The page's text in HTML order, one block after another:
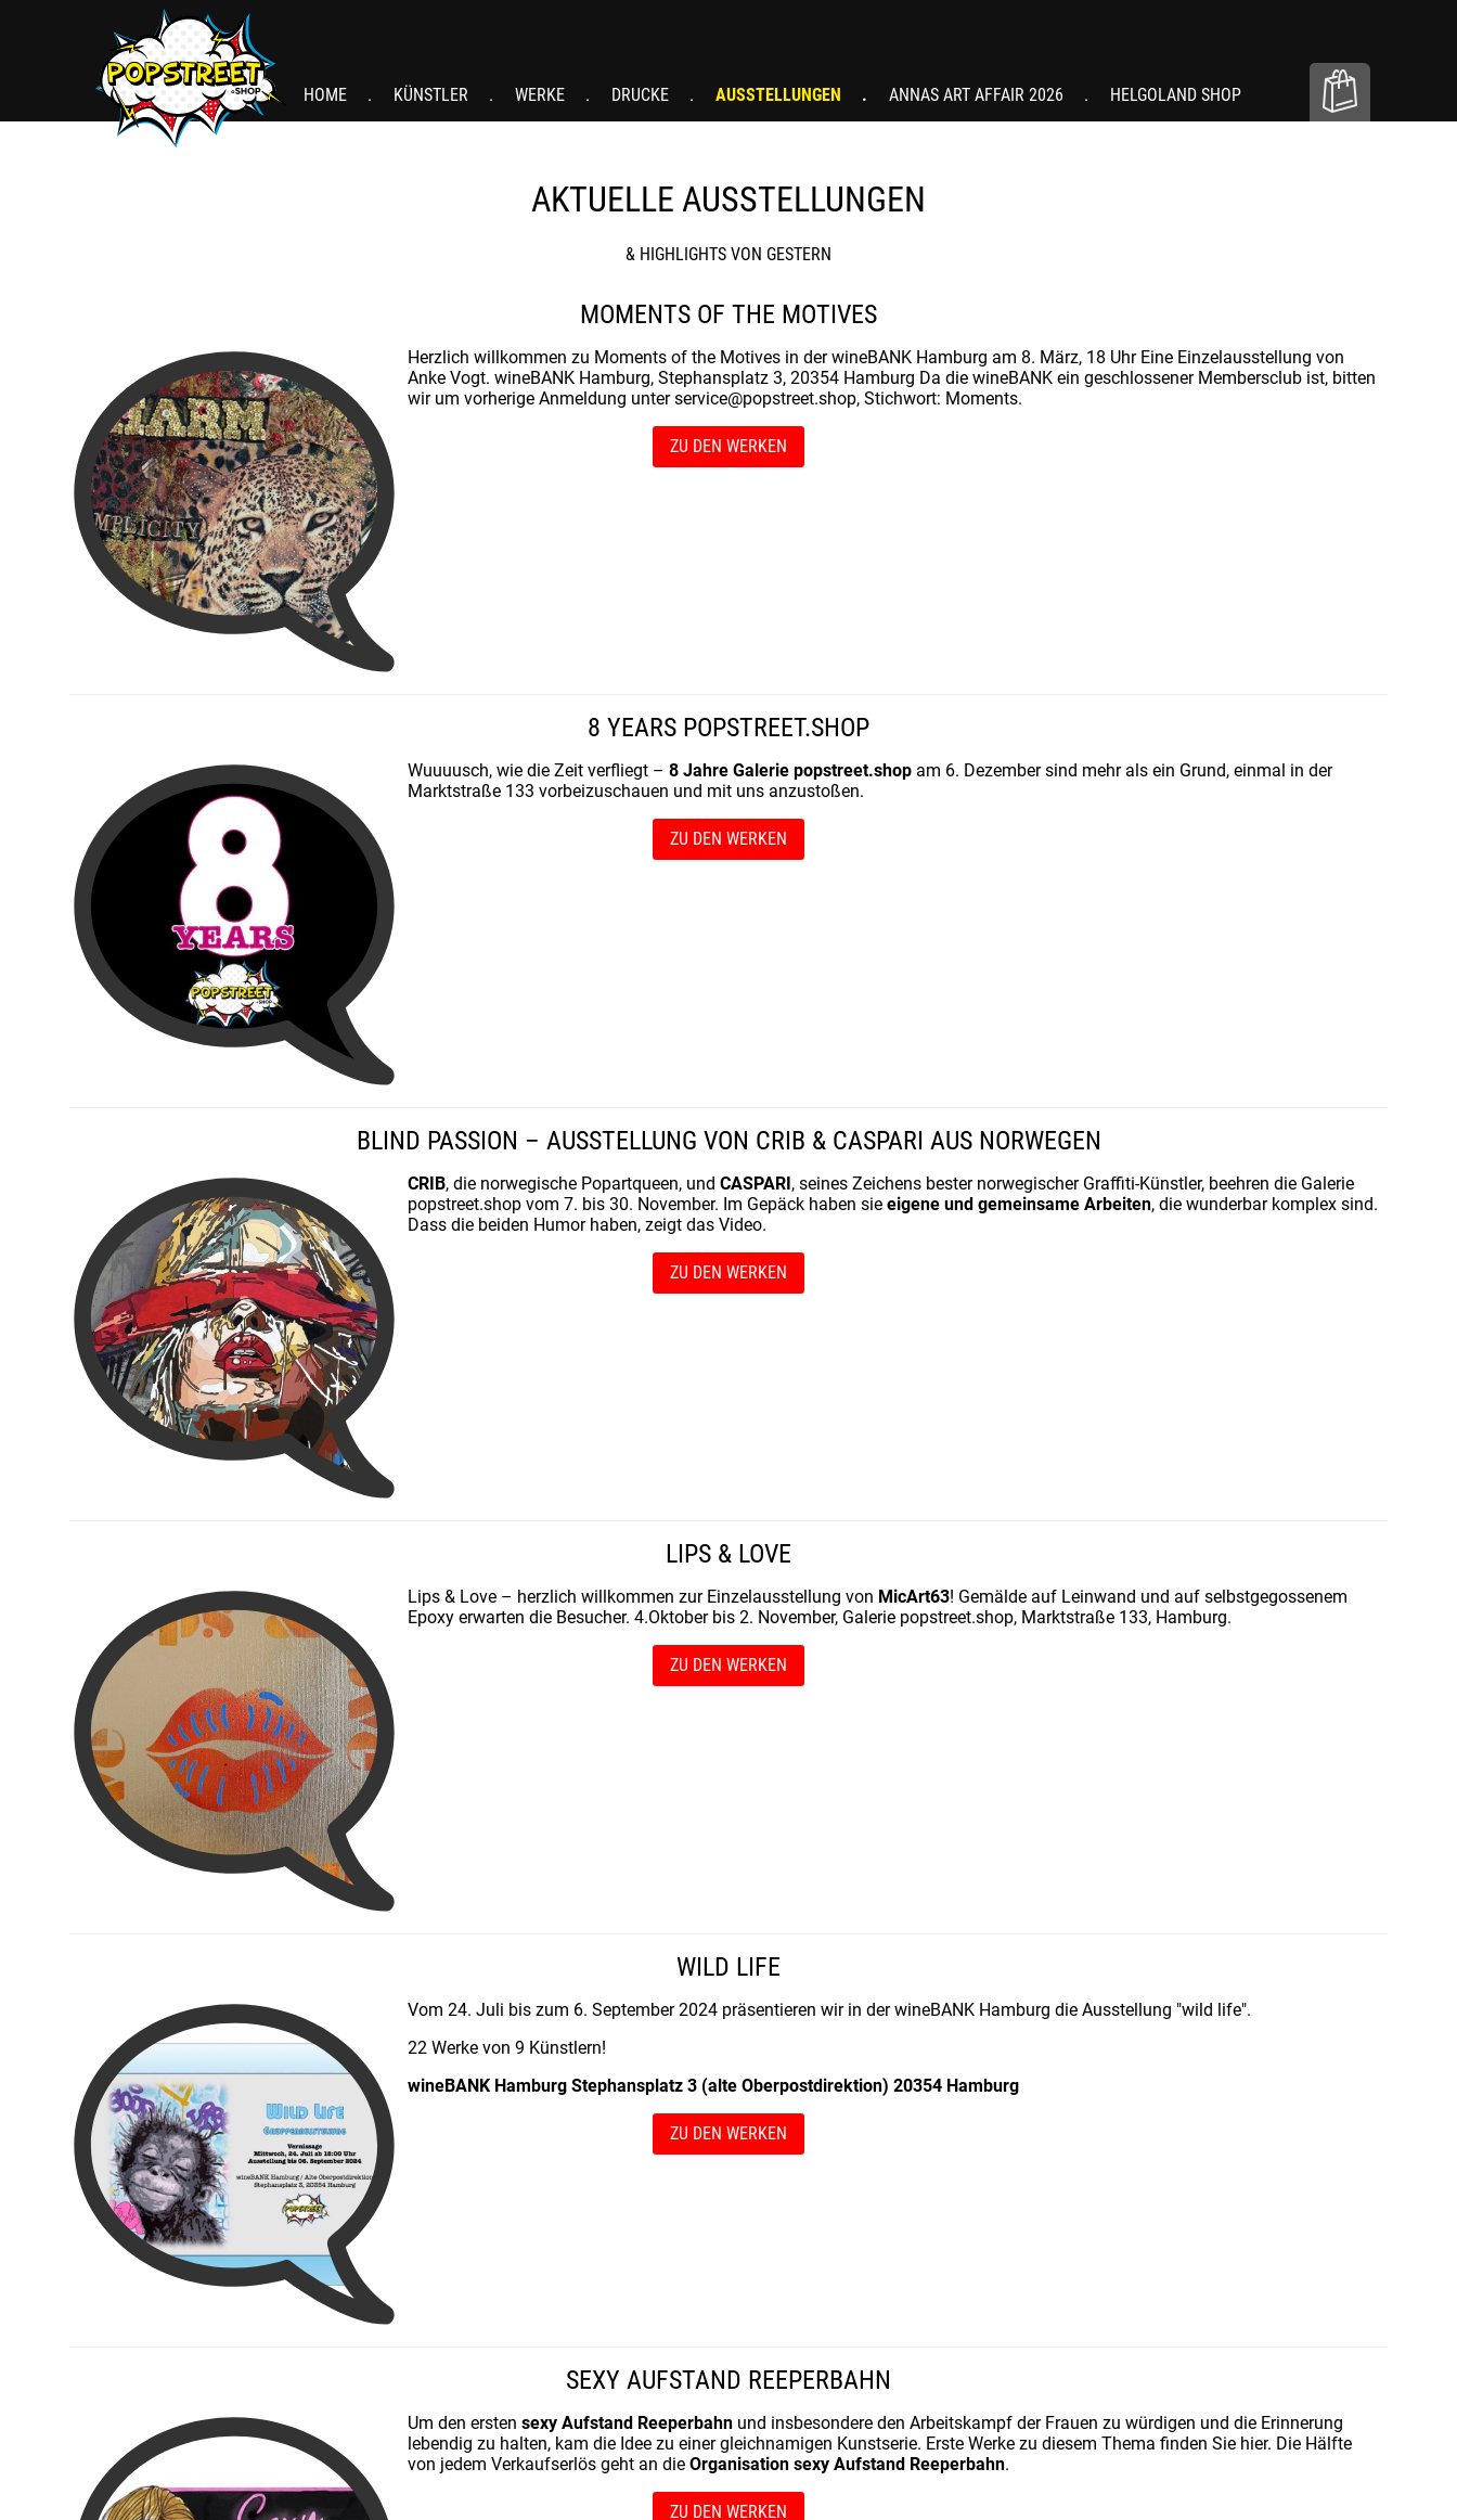
HOME KÜNSTLER WERKE DRUCKE AUSSTELLUNGEN ANNAS ART AFFAIR 2026 HELGOLAND SHOP
AKTUELLE AUSSTELLUNGEN
& HIGHLIGHTS VON GESTERN
MOMENTS OF THE MOTIVES
Herzlich willkommen zu Moments of the Motives in der wineBANK Hamburg am 8. März, 18 Uhr Eine Einzelausstellung von
Anke Vogt. wineBANK Hamburg, Stephansplatz 3, 20354 Hamburg Da die wineBANK ein geschlossener Membersclub ist, bitten
wir um vorherige Anmeldung unter service@popstreet.shop, Stichwort: Moments.
ZU DEN WERKEN
8 YEARS POPSTREET.SHOP
Wuuuusch, wie die Zeit verfliegt – 8 Jahre Galerie popstreet.shop am 6. Dezember sind mehr als ein Grund, einmal in der
Marktstraße 133 vorbeizuschauen und mit uns anzustoßen.
ZU DEN WERKEN
BLIND PASSION – AUSSTELLUNG VON CRIB & CASPARI AUS NORWEGEN
CRIB, die norwegische Popartqueen, und CASPARI, seines Zeichens bester norwegischer Graffiti-Künstler, beehren die Galerie
popstreet.shop vom 7. bis 30. November. Im Gepäck haben sie eigene und gemeinsame Arbeiten, die wunderbar komplex sind.
Dass die beiden Humor haben, zeigt das Video.
ZU DEN WERKEN
LIPS & LOVE
Lips & Love – herzlich willkommen zur Einzelausstellung von MicArt63! Gemälde auf Leinwand und auf selbstgegossenem
Epoxy erwarten die Besucher. 4.Oktober bis 2. November, Galerie popstreet.shop, Marktstraße 133, Hamburg.
ZU DEN WERKEN
WILD LIFE
Vom 24. Juli bis zum 6. September 2024 präsentieren wir in der wineBANK Hamburg die Ausstellung "wild life".
22 Werke von 9 Künstlern!
wineBANK Hamburg Stephansplatz 3 (alte Oberpostdirektion) 20354 Hamburg
ZU DEN WERKEN
SEXY AUFSTAND REEPERBAHN
Um den ersten sexy Aufstand Reeperbahn und insbesondere den Arbeitskampf der Frauen zu würdigen und die Erinnerung
lebendig zu halten, kam die Idee zu einer gleichnamigen Kunstserie. Erste Werke zu diesem Thema finden Sie hier. Die Hälfte
von jedem Verkaufserlös geht an die Organisation sexy Aufstand Reeperbahn.
ZU DEN WERKEN